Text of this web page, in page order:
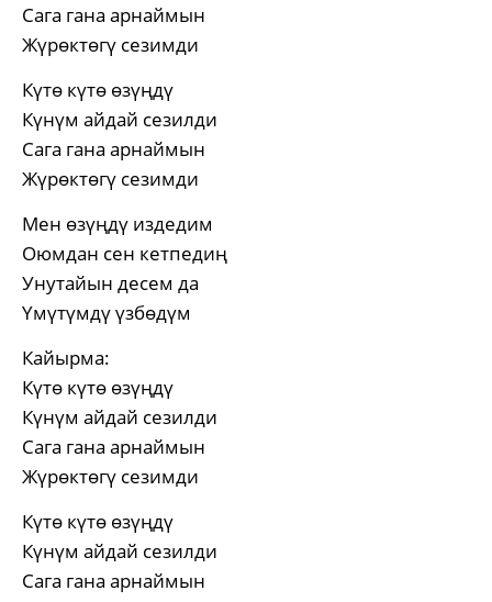
Сага гана арнаймын
Жүрөктөгү сезимди
Күтө күтө өзүңдү
Күнүм айдай сезилди
Сага гана арнаймын
Жүрөктөгү сезимди
Мен өзүңдү издедим
Оюмдан сен кетпедиң
Унутайын десем да
Үмүтүмдү үзбөдүм
Кайырма:
Күтө күтө өзүңдү
Күнүм айдай сезилди
Сага гана арнаймын
Жүрөктөгү сезимди
Күтө күтө өзүңдү
Күнүм айдай сезилди
Сага гана арнаймын